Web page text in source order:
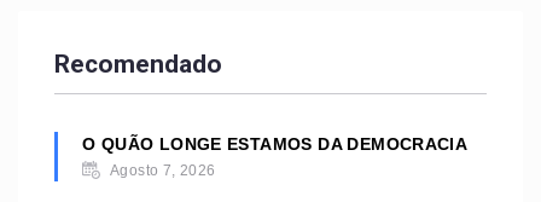
Recomendado
O QUÃO LONGE ESTAMOS DA DEMOCRACIA
Agosto 7, 2026